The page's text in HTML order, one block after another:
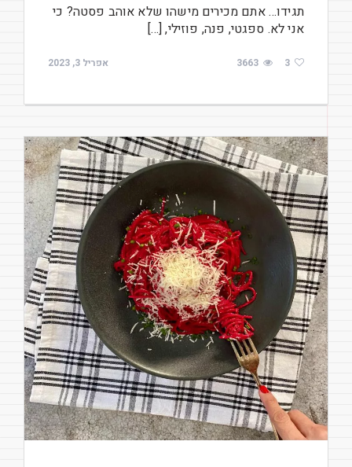
תגידו… אתם מכירים מישהו שלא אוהב פסטה? כי
אני לא. ספגטי, פנה, פוזילי, […]
אפריל 3, 2023 3663 3